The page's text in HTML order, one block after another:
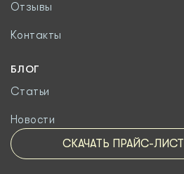
Отзывы
Контакты
БЛОГ
Статьи
Новости
СКАЧАТЬ ПРАЙС-ЛИСТ